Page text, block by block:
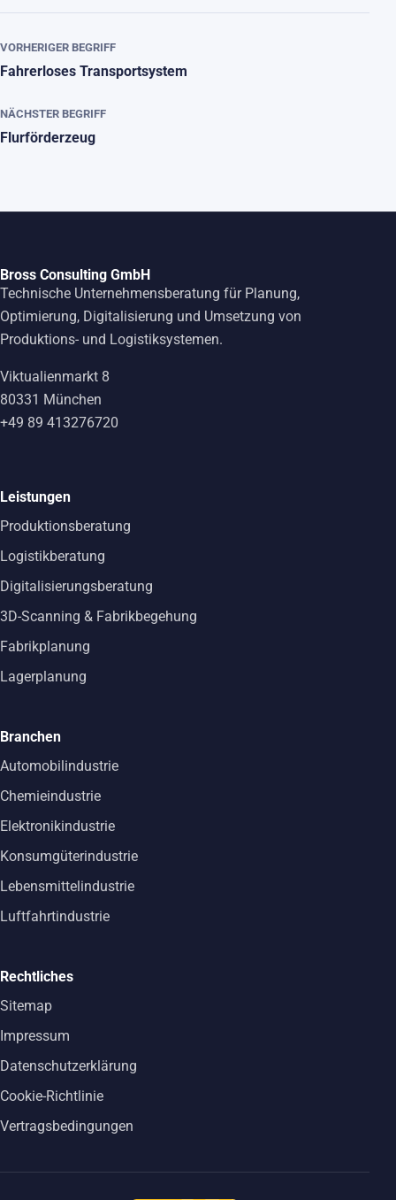
VORHERIGER BEGRIFF
Fahrerloses Transportsystem
NÄCHSTER BEGRIFF
Flurförderzeug
Bross Consulting GmbH
Technische Unternehmensberatung für Planung,
Optimierung, Digitalisierung und Umsetzung von
Produktions- und Logistiksystemen.
Viktualienmarkt 8
80331 München
+49 89 413276720
Leistungen
Produktionsberatung
Logistikberatung
Digitalisierungsberatung
3D-Scanning & Fabrikbegehung
Fabrikplanung
Lagerplanung
Branchen
Automobilindustrie
Chemieindustrie
Elektronikindustrie
Konsumgüterindustrie
Lebensmittelindustrie
Luftfahrtindustrie
Rechtliches
Sitemap
Impressum
Datenschutzerklärung
Cookie-Richtlinie
Vertragsbedingungen